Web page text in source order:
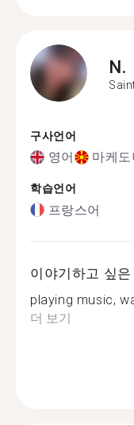
N.
구사언어
영어 마케도
학습언어
프랑스어
이야기하고 싶은
playing music,
더 보기